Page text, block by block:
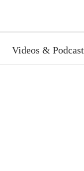
Videos & Podcast